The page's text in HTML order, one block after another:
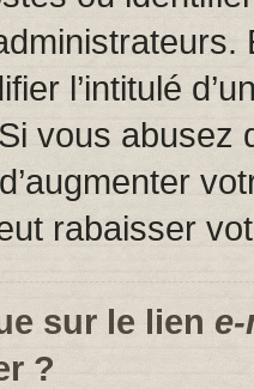
l’intitulé
vous
rabaisser
sur le lien
?